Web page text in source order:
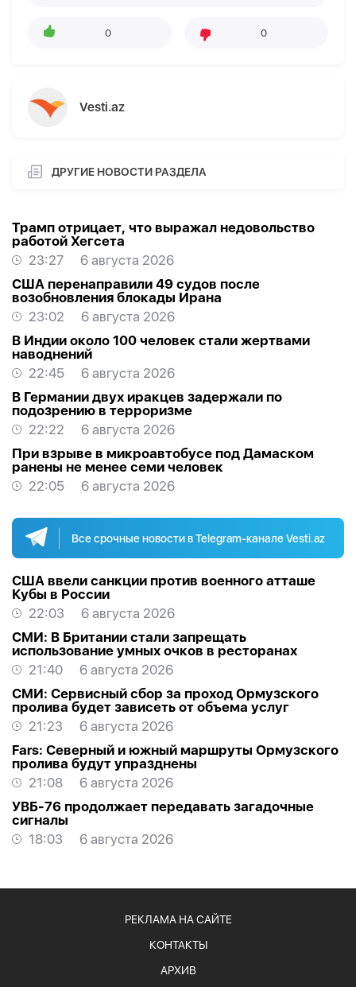
0 0
Vesti.az
ДРУГИЕ НОВОСТИ РАЗДЕЛА
Трамп отрицает, что выражал недовольство
работой Хегсета
23:27
6 августа 2026
США перенаправили 49 судов после
возобновления блокады Ирана
23:02
6 августа 2026
В Индии около 100 человек стали жертвами
наводнений
22:45
6 августа 2026
В Германии двух иракцев задержали по
подозрению в терроризме
22:22
6 августа 2026
При взрыве в микроавтобусе под Дамаском
ранены не менее семи человек
22:05
6 августа 2026
Все срочные новости в Telegram-канале Vesti.az
США ввели санкции против военного атташе
Кубы в России
22:03
6 августа 2026
СМИ: В Британии стали запрещать
использование умных очков в ресторанах
21:40
6 августа 2026
СМИ: Сервисный сбор за проход Ормузского
пролива будет зависеть от объема услуг
21:23
6 августа 2026
Fars: Северный и южный маршруты Ормузского
пролива будут упразднены
21:08
6 августа 2026
УВБ-76 продолжает передавать загадочные
сигналы
18:03
6 августа 2026
РЕКЛАМА НА САЙТЕ
КОНТАКТЫ
АРХИВ